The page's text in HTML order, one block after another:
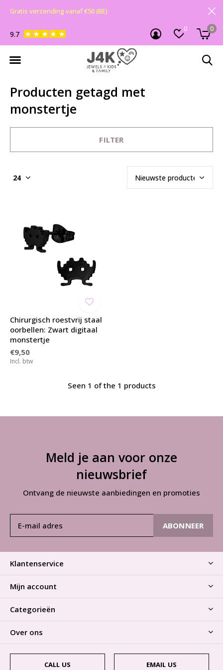
0 0
9.7
Gratis verzending vanaf €50 (BE)
Producten getagd met
monstertje
FILTER
Chirurgisch roestvrij staal
oorbellen: Zwart digitaal
monstertje
€9,50
Incl. btw
Seen 1 of the 1 products
Meld je aan voor onze
nieuwsbrief
Ontvang de nieuwste aanbiedingen en promoties
ABONNEER
Klantenservice
Mijn account
Categorieën
Over ons
CALL US EMAIL US